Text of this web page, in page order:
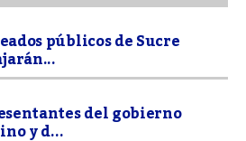
públicos de Sucre
del gobierno
y d...